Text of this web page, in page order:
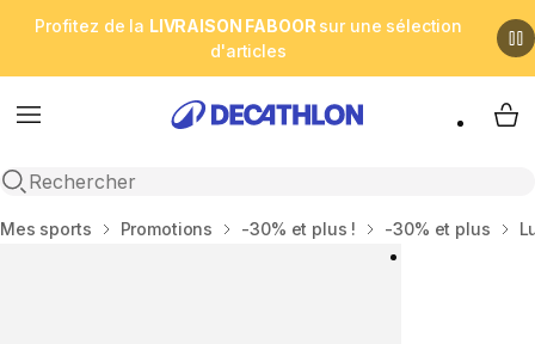
Profitez de la LIVRAISON FABOOR sur une sélection
d'articles
Menu
Open search
My
Accueil
Mes sports Promotions -30% et plus ! -30% et plus